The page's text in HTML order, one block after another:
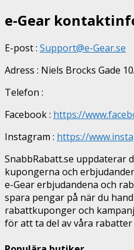
e-Gear
E-post : Support@e-Gear.se
Adress : Niels Brocks Gade
Telefon :
Facebook : https://
Instagram : https://
SnabbRabatt.se uppdaterar
kupongerna och
e-Gear erbjudandena och
spara pengar på när du
rabattkuponger och
för att ta del av våra